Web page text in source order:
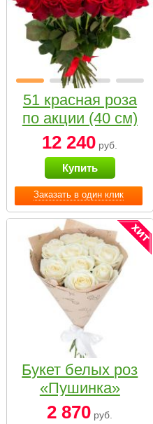
Заказать в один клик
51 красная роза
по акции (40 см)
12 240 руб.
Купить
Букет белых роз
«Пушинка»
2 870 руб.